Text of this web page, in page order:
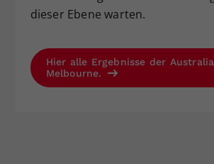
dieser Ebene warten.
Hier alle Ergebnisse der
Melbourne.